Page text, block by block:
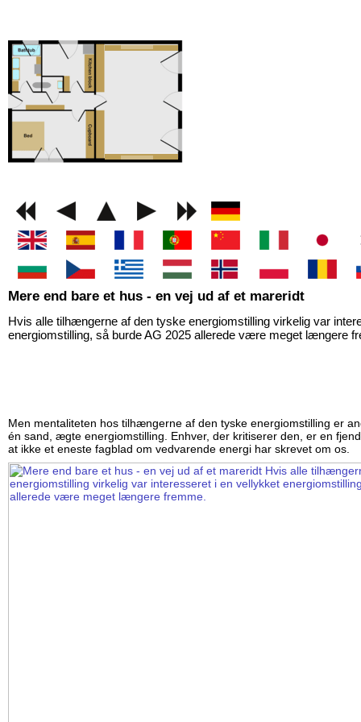
Mere end bare et hus - en vej ud af et mareridt
Hvis alle tilhængerne af den tyske energiomstilling virkelig var
energiomstilling, så burde AG 2025 allerede være meget længere
Men mentaliteten hos tilhængerne af den tyske energiomstilling er
én sand, ægte energiomstilling. Enhver, der kritiserer den, er en
at ikke et eneste fagblad om vedvarende energi har skrevet om os.